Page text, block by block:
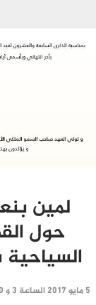
لمين
حول
5 مايو 2017 الساعة 3 و 50 دقيقة